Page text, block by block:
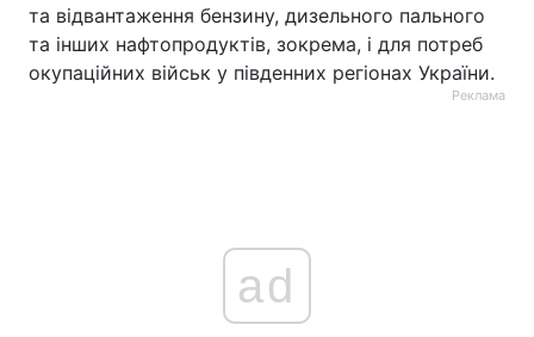
та відвантаження бензину, дизельного пального
та інших нафтопродуктів, зокрема, і для потреб
окупаційних військ у південних регіонах України.
Реклама
ad